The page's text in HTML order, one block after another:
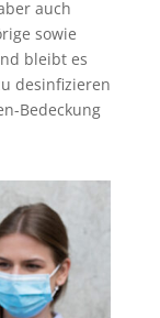
auch
sowie
bleibt es
desinfizieren
Bedeckung